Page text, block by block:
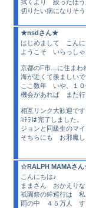
拭くより 絞ったほう
切りたい病になりそ
★nsdさん★
はじめまして こんに
ようこそ いらっし
京都のF市…に住まわ
海が近くて羨ましい
ここ数年 いや、１０
機会があれば また行
相互リンク大歓迎で
ｺﾁﾗは完了しました。
ジョンと同級生のマ
そちらにも お邪魔し
☆RALPH MAMAさ
こんにちは♪
ままさん おかえり
祇園祭の鉾巡行は 私
雨の中 ４５万人 す